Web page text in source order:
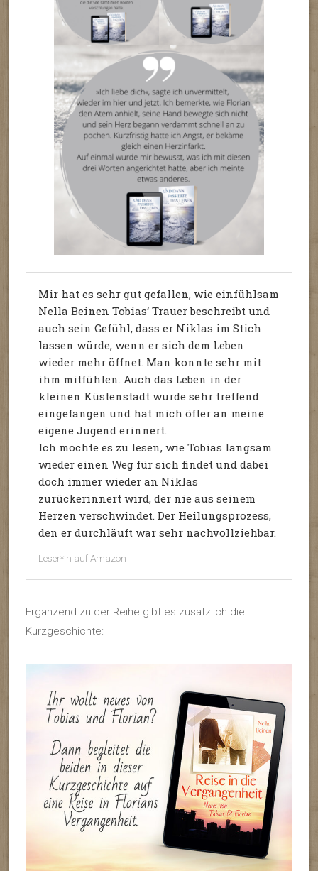
Mir hat es sehr gut gefallen, wie einfühlsam
Nella Beinen Tobias‘ Trauer beschreibt und
auch sein Gefühl, dass er Niklas im Stich
lassen würde, wenn er sich dem Leben
wieder mehr öffnet. Man konnte sehr mit
ihm mitfühlen. Auch das Leben in der
kleinen Küstenstadt wurde sehr treffend
eingefangen und hat mich öfter an meine
eigene Jugend erinnert.
Ich mochte es zu lesen, wie Tobias langsam
wieder einen Weg für sich findet und dabei
doch immer wieder an Niklas
zurückerinnert wird, der nie aus seinem
Herzen verschwindet. Der Heilungsprozess,
den er durchläuft war sehr nachvollziehbar.
Leser*in auf Amazon
Ergänzend zu der Reihe gibt es zusätzlich die
Kurzgeschichte: